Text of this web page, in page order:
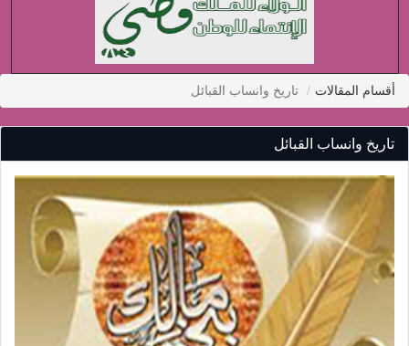
أقسام المقالات تاريخ وانساب القبائل
تاريخ وانساب القبائل